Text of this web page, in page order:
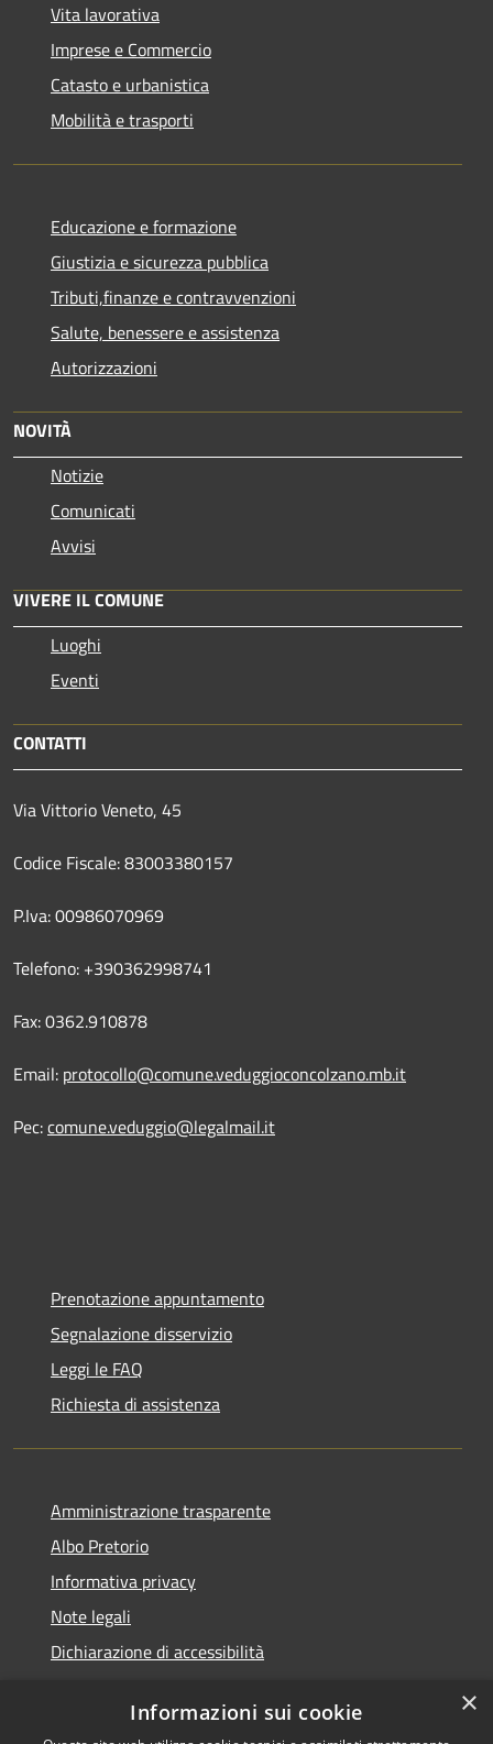
Vita lavorativa
Imprese e Commercio
Catasto e urbanistica
Mobilità e trasporti
Educazione e formazione
Giustizia e sicurezza pubblica
Tributi,finanze e contravvenzioni
Salute, benessere e assistenza
Autorizzazioni
NOVITÀ
Notizie
Comunicati
Avvisi
VIVERE IL COMUNE
Luoghi
Eventi
CONTATTI
Via Vittorio Veneto, 45
Codice Fiscale: 83003380157
P.Iva: 00986070969
Telefono: +390362998741
Fax: 0362.910878
Email: protocollo@comune.veduggioconcolzano.mb.it
Pec:comune.veduggio@legalmail.it
Prenotazione appuntamento
Segnalazione disservizio
Leggi le FAQ
Richiesta di assistenza
Amministrazione trasparente
Albo Pretorio
Informativa privacy
Note legali
Dichiarazione di accessibilità
×
Informazioni sui cookie